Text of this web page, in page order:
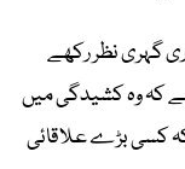
گہری نظر رکھے
کہ وہ کشیدگی میں
کسی بڑے علاقائی